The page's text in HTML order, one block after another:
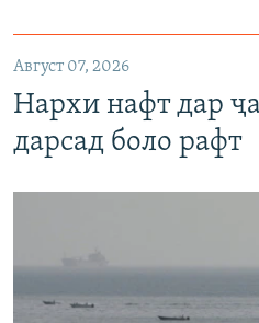
Август 07, 2026
Нархи нафт дар
дарсад боло рафт